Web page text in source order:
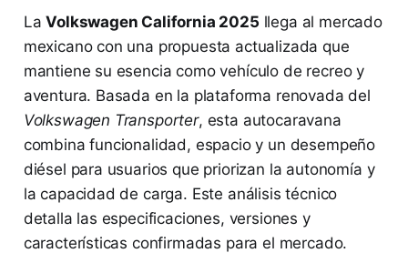
LaVolkswagen California 2025 llega al mercado
mexicano con una propuesta actualizada que
mantiene su esencia como vehículo de recreo y
aventura. Basada en la plataforma renovada del
Volkswagen Transporter, esta autocaravana
combina funcionalidad, espacio y un desempeño
diésel para usuarios que priorizan la autonomía y
la capacidad de carga. Este análisis técnico
detalla las especificaciones, versiones y
características confirmadas para el mercado.